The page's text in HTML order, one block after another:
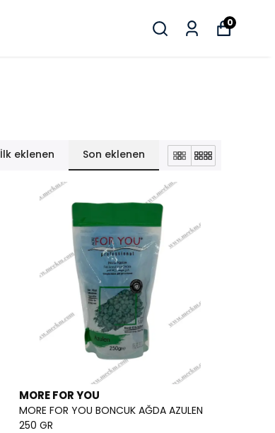
0
İlk eklenen Son eklenen
MORE FOR YOU
MORE FOR YOU BONCUK AĞDA AZULEN
250 GR